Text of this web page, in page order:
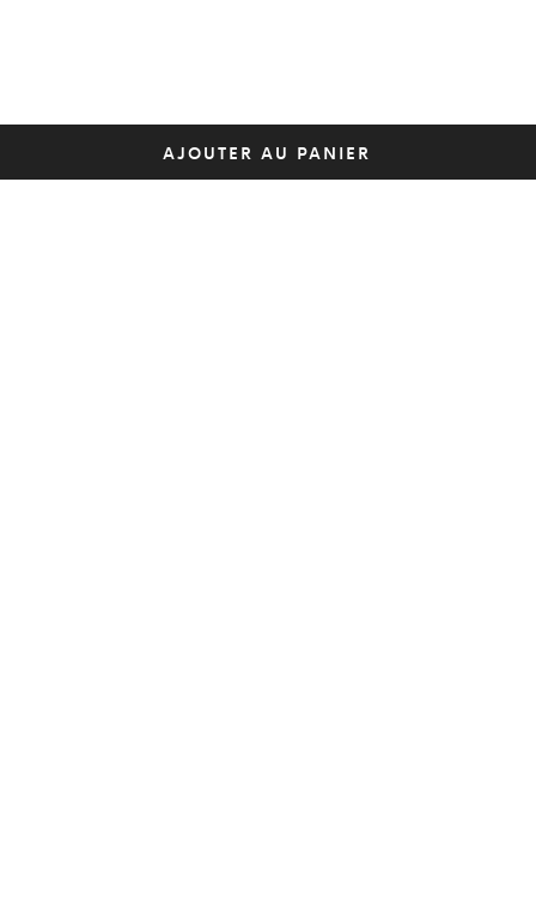
AJOUTER AU PANIER